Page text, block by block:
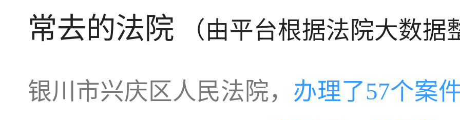
常去的法院 （由平台根据法院大数据
银川市兴庆区人民法院， 办理了57个案